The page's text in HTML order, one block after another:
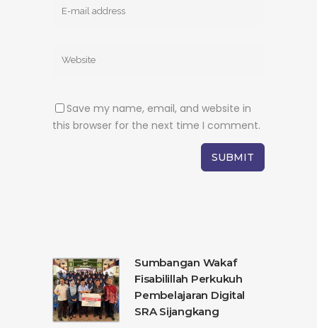
Save my name, email, and website in
this browser for the next time I comment.
Sumbangan Wakaf
Fisabilillah Perkukuh
Pembelajaran Digital
SRA Sijangkang